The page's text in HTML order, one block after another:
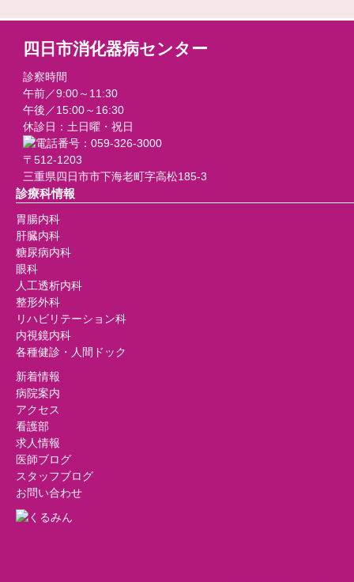
四日市消化器病センター
診察時間
午前／9:00～11:30
午後／15:00～16:30
休診日：土日曜・祝日
〒512-1203
三重県四日市市下海老町字高松185-3
診療科情報
胃腸内科
肝臓内科
糖尿病内科
眼科
人工透析内科
整形外科
リハビリテーション科
内視鏡内科
各種健診・人間ドック
新着情報
病院案内
アクセス
看護部
求人情報
医師ブログ
スタッフブログ
お問い合わせ